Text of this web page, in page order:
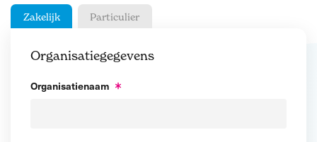
Zakelijk Particulier
Organisatiegegevens
Organisatienaam